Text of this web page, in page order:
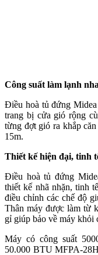
Công suất làm lạnh
Điều hoà tủ đứng
trang bị cửa gió rộng
từng đợt gió ra khắp
15m.
Thiết kế hiện đại, tinh
Điều hoà tủ đứng
thiết kế nhã nhặn, tinh
điều chỉnh các chế độ
Thân máy được làm từ
gỉ giúp bảo về máy khỏi
Máy có công suất
50.000 BTU MFPA-